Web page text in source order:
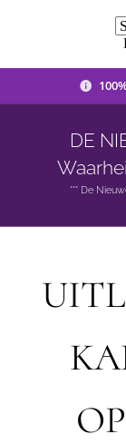
DE
*** De